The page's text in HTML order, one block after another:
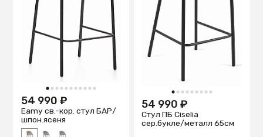
1 2 3 4 5 6 7 8 9 1011
54 990 ₽
Eamy св.-кор. стул БАР/
шпон.ясеня
1 2 3 4 5 6 7 8 9
54 990 ₽
Стул ПБ Ciselia
сер.букле/металл 65см